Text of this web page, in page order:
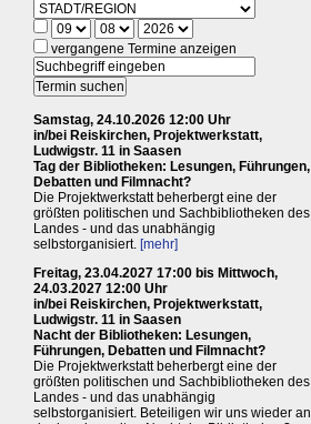
vergangene Termine anzeigen
Samstag, 24.10.2026 12:00 Uhr
in/bei Reiskirchen, Projektwerkstatt,
Ludwigstr. 11 in Saasen
Tag der Bibliotheken: Lesungen, Führungen,
Debatten und Filmnacht?
Die Projektwerkstatt beherbergt eine der
größten politischen und Sachbibliotheken des
Landes - und das unabhängig
selbstorganisiert. [mehr]
Freitag, 23.04.2027 17:00 bis Mittwoch,
24.03.2027 12:00 Uhr
in/bei Reiskirchen, Projektwerkstatt,
Ludwigstr. 11 in Saasen
Nacht der Bibliotheken: Lesungen,
Führungen, Debatten und Filmnacht?
Die Projektwerkstatt beherbergt eine der
größten politischen und Sachbibliotheken des
Landes - und das unabhängig
selbstorganisiert. Beteiligen wir uns wieder an